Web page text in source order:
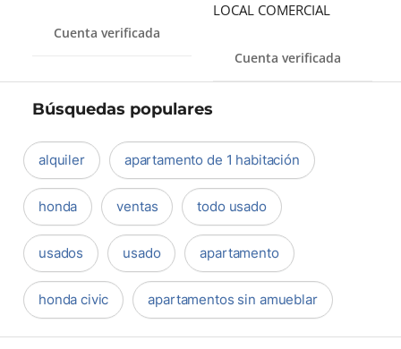
Cuenta verificada
LOCAL COMERCIAL
Cuenta verificada
Búsquedas populares
alquiler apartamento de 1 habitación
honda ventas todo usado
usados usado apartamento
honda civic apartamentos sin amueblar